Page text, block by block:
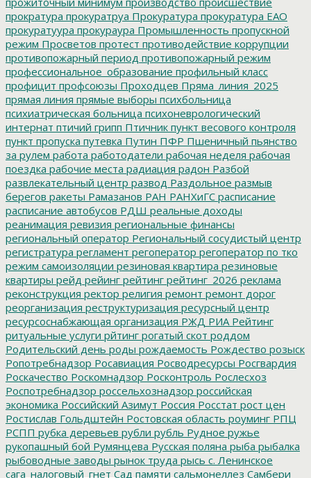
прократура прокуратруа Прокуратура прокуратура ЕАО
прокуратуура прокураура Промышленность пропускной
режим Просветов протест противодействие коррупции
противопожарный период противопожарный режим
профессиональное_образование профильный класс
профицит профсоюзы Проходцев Пряма_линия_2025
прямая линия прямые выборы психбольница
психиатрическая больница психоневрологический
интернат птичий грипп Птичник пункт весового контроля
пункт пропуска путевка Путин ПФР Пшеничный пьянство
за рулем работа работодатели рабочая неделя рабочая
поездка рабочие места радиация радон Разбой
развлекательный центр развод Раздольное размыв
берегов ракеты Рамазанов РАН РАНХиГС расписание
расписание автобусов РДШ реальные доходы
реанимация ревизия региональные финансы
региональный оператор Региональный сосудистый центр
регистратура регламент регоператор регоператор по тко
режим самоизоляции резиновая квартира резиновые
квартиры рейд рейинг рейтинг рейтинг_2026 реклама
реконструкция ректор религия ремонт ремонт дорог
реорганизация реструктуризация ресурсный центр
ресурсоснабжающая организация РЖД РИА Рейтинг
ритуальные услуги рйтинг рогатый скот роддом
Родительский день роды рождаемость Рождество розыск
Ропотребнадзор Росавиация Росводресурсы Росгвардия
Роскачество Роскомнадзор Росконтроль Рослесхоз
Роспотребнадзор россельхознадзор российская
экономика Российский Азимут Россия Росстат рост цен
Ростислав Гольдштейн Ростовская область роуминг РПЦ
РСПП рубка деревьев рубли рубль Рудное ружье
рукопашный бой Румянцева Русская поляна рыба рыбалка
рыбоводные заводы рынок труда рысь с. Ленинское
сага_налоговый_гнет Сад памяти сальмонеллез Самбери